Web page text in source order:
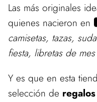
Las más originales
quienes nacieron en
camisetas, tazas,
fiesta, libretas de
Y es que en esta
selección de regalos